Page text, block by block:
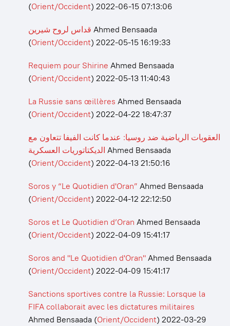
(Orient/Occident) 2022-06-15 07:13:06
قداس لروح شيرين Ahmed Bensaada
(Orient/Occident) 2022-05-15 16:19:33
Requiem pour Shirine Ahmed Bensaada
(Orient/Occident) 2022-05-13 11:40:43
La Russie sans œillères Ahmed Bensaada
(Orient/Occident) 2022-04-22 18:47:37
العقوبات الرياضية ضد روسيا: عندما كانت الفيفا تتعاون مع
الديكتاتوريات العسكرية Ahmed Bensaada
(Orient/Occident) 2022-04-13 21:50:16
Soros y “Le Quotidien d'Oran” Ahmed Bensaada
(Orient/Occident) 2022-04-12 22:12:50
Soros et Le Quotidien d’Oran Ahmed Bensaada
(Orient/Occident) 2022-04-09 15:41:17
Soros and "Le Quotidien d'Oran"Ahmed Bensaada
(Orient/Occident) 2022-04-09 15:41:17
Sanctions sportives contre la Russie: Lorsque la
FIFA collaborait avec les dictatures militaires
Ahmed Bensaada (Orient/Occident) 2022-03-29